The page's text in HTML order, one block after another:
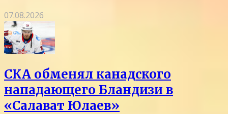
07.08.2026
СКА обменял канадского
нападающего Бландизи в
«Салават Юлаев»